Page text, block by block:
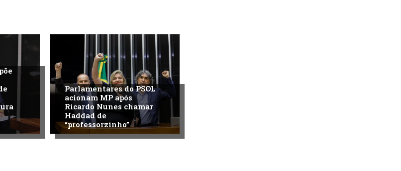
Parlamentares do PSOL
acionam MP após
Ricardo Nunes chamar
Haddad de
“professorzinho”